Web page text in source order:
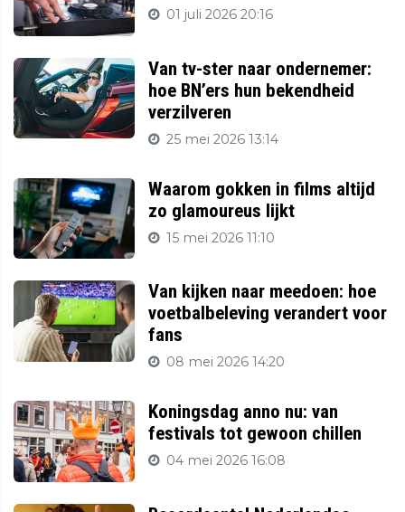
01 juli 2026 20:16
Van tv-ster naar ondernemer:
hoe BN’ers hun bekendheid
verzilveren
25 mei 2026 13:14
Waarom gokken in films altijd
zo glamoureus lijkt
15 mei 2026 11:10
Van kijken naar meedoen: hoe
voetbalbeleving verandert voor
fans
08 mei 2026 14:20
Koningsdag anno nu: van
festivals tot gewoon chillen
04 mei 2026 16:08